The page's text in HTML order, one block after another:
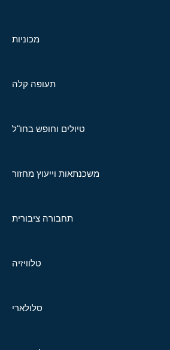
מכוניות
תעופה קלה
טיולים וחופש בחו"ל
משכנתאות וייעוץ מחזור
תחבורה ציבורית
טלוויזיה
סלולארי